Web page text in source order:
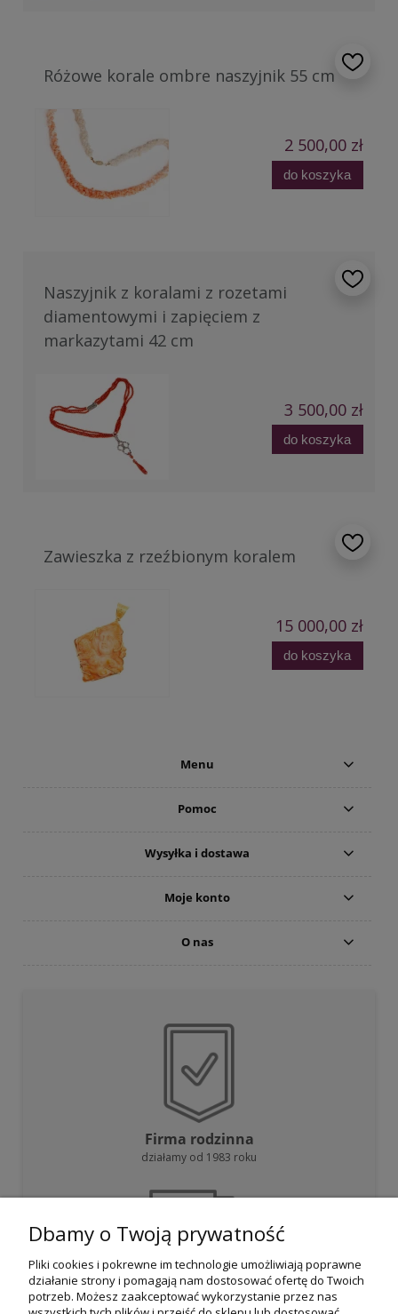
Różowe korale ombre naszyjnik 55 cm
2 500,00 zł
do koszyka
Naszyjnik z koralami z rozetami
diamentowymi i zapięciem z
markazytami 42 cm
3 500,00 zł
do koszyka
Zawieszka z rzeźbionym koralem
15 000,00 zł
do koszyka
Menu
Pomoc
Wysyłka i dostawa
Moje konto
O nas
Firma rodzinna
działamy od 1983 roku
Darmowa dostawa
przy zakupie powyżej 800 zł
Dbamy o Twoją prywatność
Pliki cookies i pokrewne im technologie umożliwiają poprawne
działanie strony i pomagają nam dostosować ofertę do Twoich
potrzeb. Możesz zaakceptować wykorzystanie przez nas